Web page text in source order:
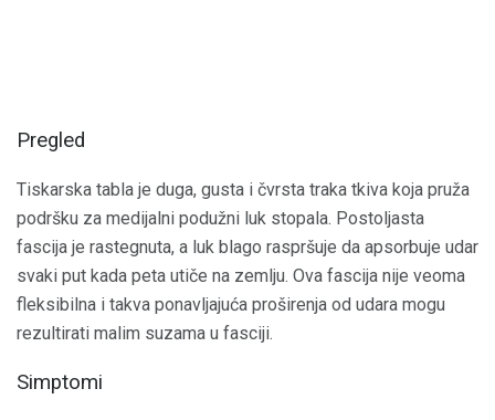
Pregled
Tiskarska tabla je duga, gusta i čvrsta traka tkiva koja pruža
podršku za medijalni podužni luk stopala. Postoljasta
fascija je rastegnuta, a luk blago raspršuje da apsorbuje udar
svaki put kada peta utiče na zemlju. Ova fascija nije veoma
fleksibilna i takva ponavljajuća proširenja od udara mogu
rezultirati malim suzama u fasciji.
Simptomi